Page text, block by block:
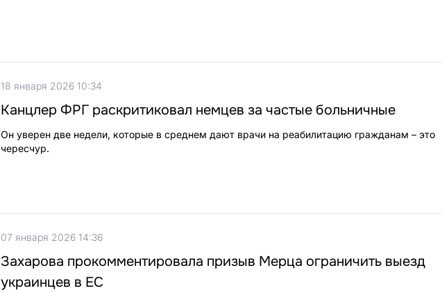
18 января 2026 10:34
Канцлер ФРГ раскритиковал немцев за частые больничные
Он уверен две недели, которые в среднем дают врачи на реабилитацию гражданам – это
чересчур.
07 января 2026 14:36
Захарова прокомментировала призыв Мерца ограничить выезд
украинцев в ЕС